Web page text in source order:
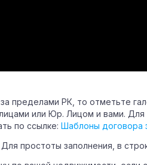
пределами РК, то отметьте
или Юр. Лицом и вами.
по ссылке: Шаблоны договора
простоты заполнения, в